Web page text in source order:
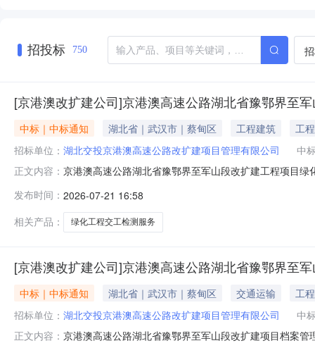
招投标 750
[京港澳改扩建公司]京港澳高速公路湖北省豫鄂界至
中标｜中标通知 湖北省｜武汉市｜蔡甸区 工程建筑
工程
招标单位： 湖北交投京港澳高速公路改扩建项目管理有限公司
中
正文内容： 京港澳高速公路湖北省豫鄂界至军山段改扩建工程项目
告以及采购文件，采购人已确认预成交供应商，现发布
南航天工程物探检测股份有
发布时间： 2026-07-21 16:58
相关产品：
绿化工程交工检测服务
[京港澳改扩建公司]京港澳高速公路湖北省豫鄂界至
中标｜中标通知 湖北省｜武汉市｜蔡甸区 交通运输
工程
招标单位： 湖北交投京港澳高速公路改扩建项目管理有限公司
中
正文内容： 京港澳高速公路湖北省豫鄂界至军山段改扩建项目档案